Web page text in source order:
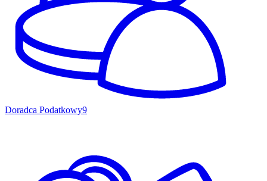
Doradca Podatkowy9